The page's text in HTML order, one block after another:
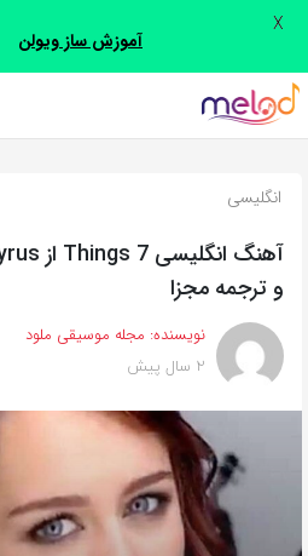
اشتراک
با
روش‌های
زیر
این
صفحه
را
دوستان
انگلیسی
و ترجمه مجزا
نویسنده: مجله موسیقی ملود
2 سال پیش
آموزش ساز ویولن
X